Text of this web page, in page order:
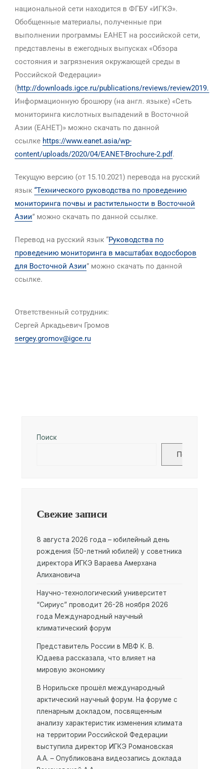
национальной сети находится в ФГБУ «ИГКЭ».
Обобщенные материалы, полученные при
выполнении программы ЕАНЕТ на российской сети,
представлены в ежегодных выпусках «Обзора
состояния и загрязнения окружающей среды в
Российской Федерации»
(http://downloads.igce.ru/publications/reviews/review2019.pdf
Информационную брошюру (на англ. языке) «Сеть
мониторинга кислотных выпадений в Восточной
Азии (ЕАНЕТ)» можно скачать по данной
ссылке https://www.eanet.asia/wp-
content/uploads/2020/04/EANET-Brochure-2.pdf.
Текущую версию (от 15.10.2021) перевода на русский
язык “Технического руководства по проведению
мониторинга почвы и растительности в Восточной
Азии” можно скачать по данной ссылке.
Перевод на русский язык “Руководства по
проведению мониторинга в масштабах водосборов
для Восточной Азии” можно скачать по данной
ссылке.
Ответственный сотрудник:
Сергей Аркадьевич Громов
sergey.gromov@igce.ru
Поиск
Поиск
Свежие записи
8 августа 2026 года – юбилейный день
рождения (50-летний юбилей) у советника
директора ИГКЭ Вараева Амерхана
Алихановича
Научно-технологический университет
“Сириус” проводит 26-28 ноября 2026
года Международный научный
климатический форум
Представитель России в МВФ К. В.
Юдаева рассказала, что влияет на
мировую экономику
В Норильске прошёл международный
арктический научный форум. На форуме с
пленарным докладом, посвященным
анализу характеристик изменения климата
на территории Российской Федерации
выступила директор ИГКЭ Романовская
А.А. – Опубликована видеозапись доклада